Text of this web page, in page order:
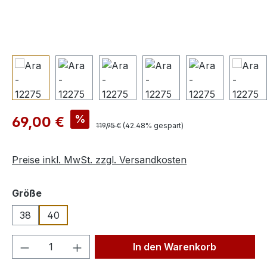
Verkaufspreis:
69,00 € % Regulärer Preis:
119,95 € (42.48% gespart)
Preise inkl. MwSt. zzgl. Versandkosten
Größeauswählen
38
40
Produkt Anzahl: Gib denIn den Warenkorb